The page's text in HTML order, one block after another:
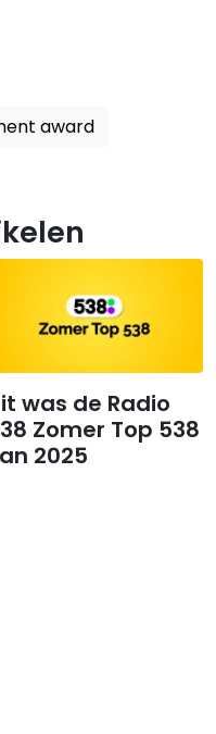
award
was de Radio
Zomer Top 538
2025